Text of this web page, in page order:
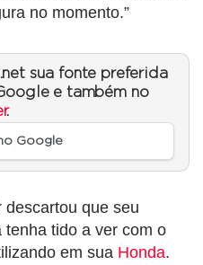
no momento.”
sua fonte preferida
e também no
.
Google
descartou que seu
tido a ver com o
em sua Honda.